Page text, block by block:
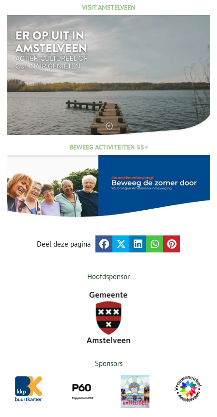
VISIT AMSTELVEEN
BEWEEG ACTIVITEITEN 55+
Deel deze pagina
Hoofdsponsor
Sponsors